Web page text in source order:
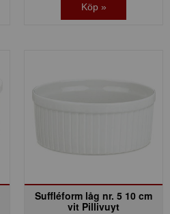
Köp »
Suffléform låg nr. 5 10 cm
vit Pillivuyt